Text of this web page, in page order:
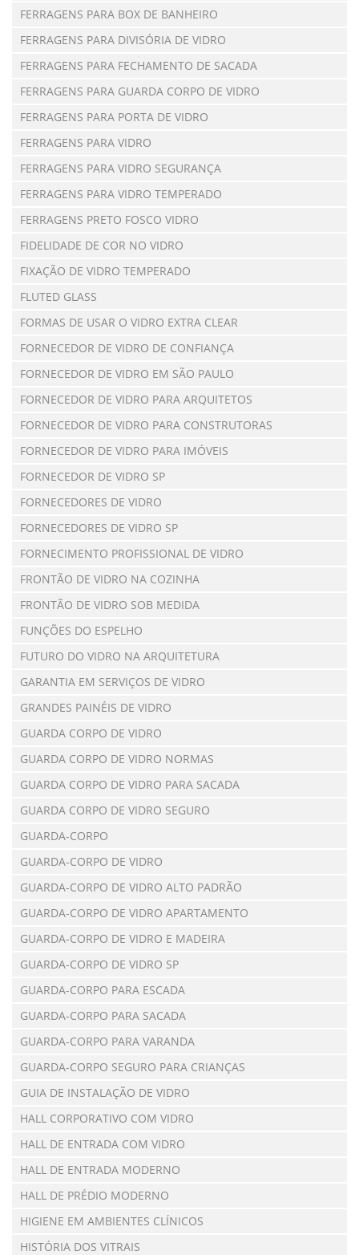
FERRAGENS PARA BOX DE BANHEIRO
FERRAGENS PARA DIVISÓRIA DE VIDRO
FERRAGENS PARA FECHAMENTO DE SACADA
FERRAGENS PARA GUARDA CORPO DE VIDRO
FERRAGENS PARA PORTA DE VIDRO
FERRAGENS PARA VIDRO
FERRAGENS PARA VIDRO SEGURANÇA
FERRAGENS PARA VIDRO TEMPERADO
FERRAGENS PRETO FOSCO VIDRO
FIDELIDADE DE COR NO VIDRO
FIXAÇÃO DE VIDRO TEMPERADO
FLUTED GLASS
FORMAS DE USAR O VIDRO EXTRA CLEAR
FORNECEDOR DE VIDRO DE CONFIANÇA
FORNECEDOR DE VIDRO EM SÃO PAULO
FORNECEDOR DE VIDRO PARA ARQUITETOS
FORNECEDOR DE VIDRO PARA CONSTRUTORAS
FORNECEDOR DE VIDRO PARA IMÓVEIS
FORNECEDOR DE VIDRO SP
FORNECEDORES DE VIDRO
FORNECEDORES DE VIDRO SP
FORNECIMENTO PROFISSIONAL DE VIDRO
FRONTÃO DE VIDRO NA COZINHA
FRONTÃO DE VIDRO SOB MEDIDA
FUNÇÕES DO ESPELHO
FUTURO DO VIDRO NA ARQUITETURA
GARANTIA EM SERVIÇOS DE VIDRO
GRANDES PAINÉIS DE VIDRO
GUARDA CORPO DE VIDRO
GUARDA CORPO DE VIDRO NORMAS
GUARDA CORPO DE VIDRO PARA SACADA
GUARDA CORPO DE VIDRO SEGURO
GUARDA-CORPO
GUARDA-CORPO DE VIDRO
GUARDA-CORPO DE VIDRO ALTO PADRÃO
GUARDA-CORPO DE VIDRO APARTAMENTO
GUARDA-CORPO DE VIDRO E MADEIRA
GUARDA-CORPO DE VIDRO SP
GUARDA-CORPO PARA ESCADA
GUARDA-CORPO PARA SACADA
GUARDA-CORPO PARA VARANDA
GUARDA-CORPO SEGURO PARA CRIANÇAS
GUIA DE INSTALAÇÃO DE VIDRO
HALL CORPORATIVO COM VIDRO
HALL DE ENTRADA COM VIDRO
HALL DE ENTRADA MODERNO
HALL DE PRÉDIO MODERNO
HIGIENE EM AMBIENTES CLÍNICOS
HISTÓRIA DOS VITRAIS